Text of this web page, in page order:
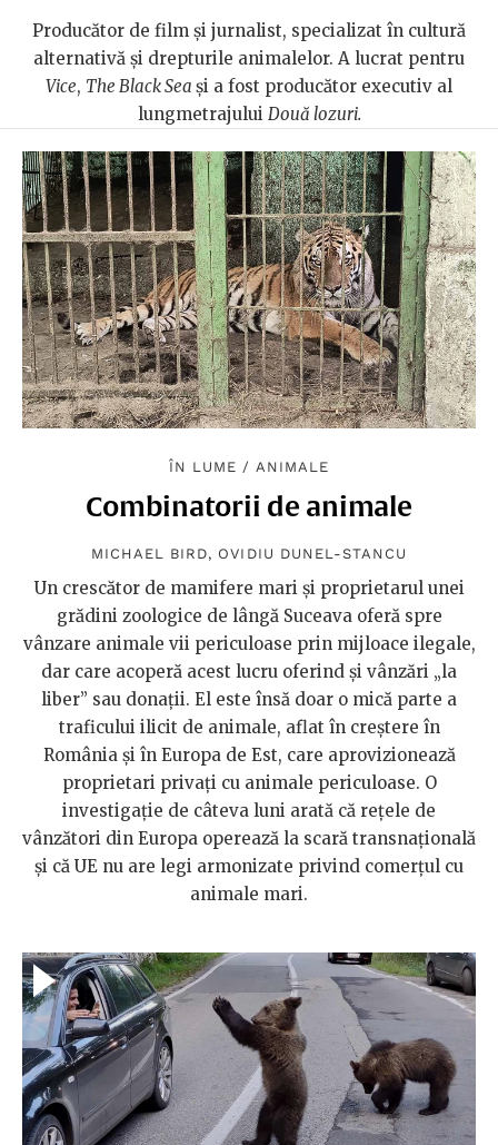
Producător de film și jurnalist, specializat în cultură
alternativă și drepturile animalelor. A lucrat pentru
Vice, The Black Sea și a fost producător executiv al
lungmetrajului Două lozuri.
ÎN LUME / ANIMALE
Combinatorii de animale
MICHAEL BIRD, OVIDIU DUNEL-STANCU
Un crescător de mamifere mari și proprietarul unei
grădini zoologice de lângă Suceava oferă spre
vânzare animale vii periculoase prin mijloace ilegale,
dar care acoperă acest lucru oferind și vânzări „la
liber” sau donații. El este însă doar o mică parte a
traficului ilicit de animale, aflat în creștere în
România și în Europa de Est, care aprovizionează
proprietari privați cu animale periculoase. O
investigație de câteva luni arată că rețele de
vânzători din Europa operează la scară transnațională
și că UE nu are legi armonizate privind comerțul cu
animale mari.